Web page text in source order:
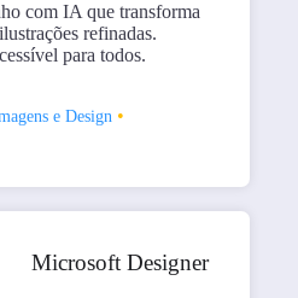
com IA que transforma
refinadas.
para todos.
e Design •
Microsoft Designer